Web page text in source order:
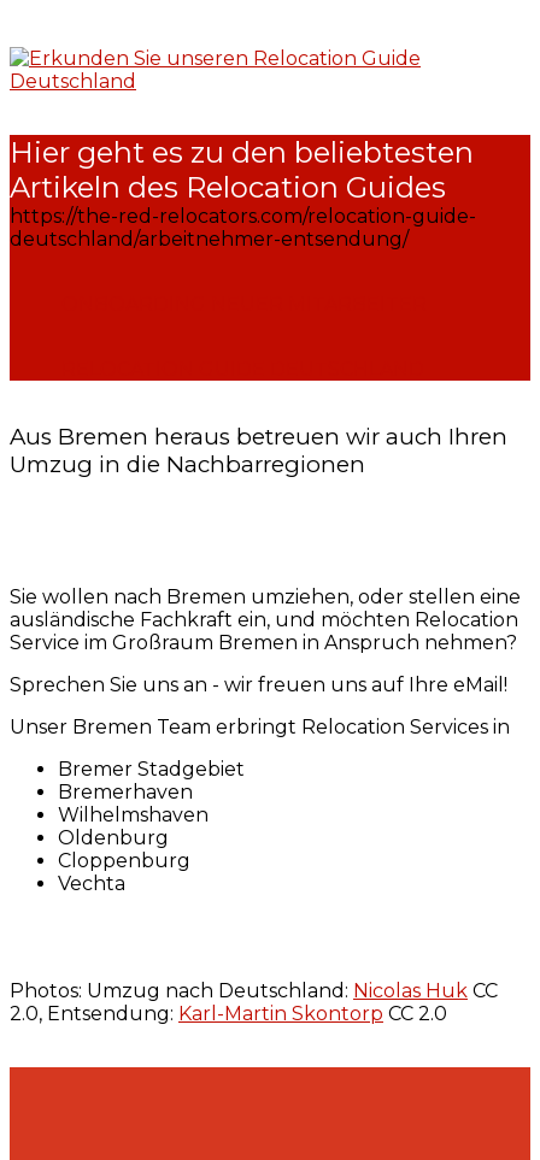
Hier geht es zu den beliebtesten
Artikeln des Relocation Guides
https://the-red-relocators.com/relocation-guide-
deutschland/arbeitnehmer-entsendung/
Aus Bremen heraus betreuen wir auch Ihren
Umzug in die Nachbarregionen
Sie wollen nach Bremen umziehen, oder stellen eine
ausländische Fachkraft ein, und möchten Relocation
Service im Großraum Bremen in Anspruch nehmen?
Sprechen Sie uns an - wir freuen uns auf Ihre eMail!
Unser Bremen Team erbringt Relocation Services in
Bremer Stadgebiet
Bremerhaven
Wilhelmshaven
Oldenburg
Cloppenburg
Vechta
Photos: Umzug nach Deutschland: Nicolas Huk CC
2.0, Entsendung: Karl-Martin Skontorp CC 2.0